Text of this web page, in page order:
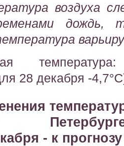
воздуха
дождь,
28 декабря -
- к